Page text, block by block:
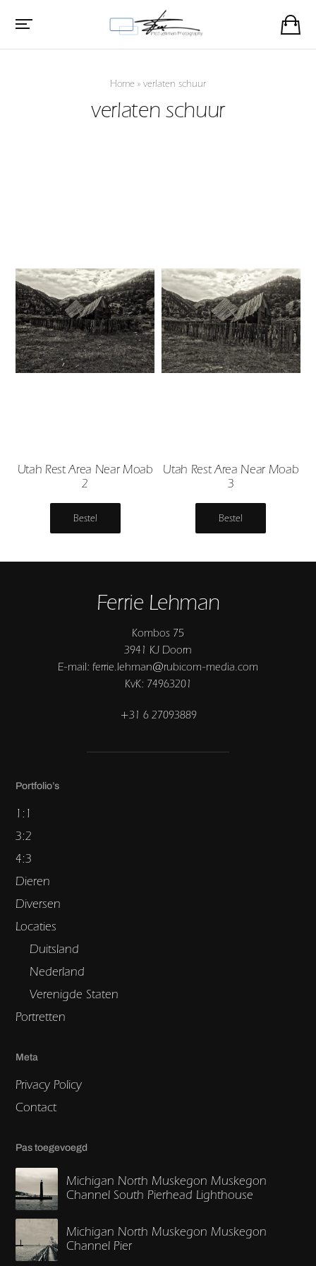
Home » verlaten schuur
verlaten schuur
Utah Rest Area Near Moab
2
Bestel
Utah Rest Area Near Moab
3
Bestel
Ferrie Lehman
Kombos 75
3941 KJ Doorn
E-mail: ferrie.lehman@rubicom-media.com
KvK: 74963201
+31 6 27093889
Portfolio’s
1:1
3:2
4:3
Dieren
Diversen
Locaties
Duitsland
Nederland
Verenigde Staten
Portretten
Meta
Privacy Policy
Contact
Pas toegevoegd
Michigan North Muskegon Muskegon
Channel South Pierhead Lighthouse
Michigan North Muskegon Muskegon
Channel Pier